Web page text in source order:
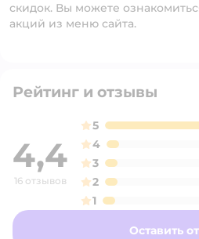
скидок. Вы можете
акций из меню сайта.
Рейтинг и отзывы
4,4
16 отзывов
5
4
3
2
1
Оставить